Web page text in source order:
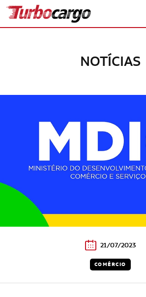
Turbocargo
NOTÍCIAS
21/07/2023
COMÉRCIO